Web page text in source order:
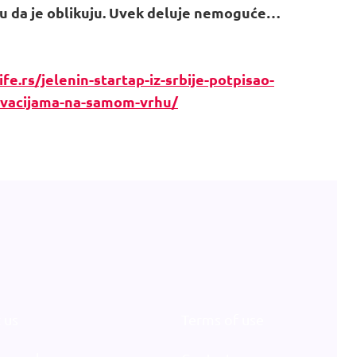
da je oblikuju. Uvek deluje nemoguće…
jelenin-startap-iz-srbije-potpisao-
na-samom-vrhu/